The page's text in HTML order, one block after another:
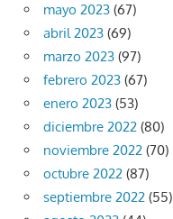
mayo 2023 (67)
abril 2023 (69)
marzo 2023 (97)
febrero 2023 (67)
enero 2023 (53)
diciembre 2022 (80)
noviembre 2022 (70)
octubre 2022 (87)
septiembre 2022 (55)